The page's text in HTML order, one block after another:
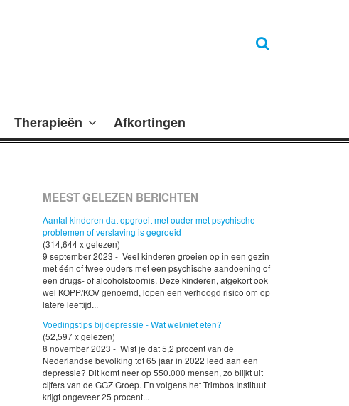
Therapieën Afkortingen
MEEST GELEZEN BERICHTEN
Aantal kinderen dat opgroeit met ouder met psychische
problemen of verslaving is gegroeid
(314,644 x gelezen)
9 september 2023 - Veel kinderen groeien op in een gezin
met één of twee ouders met een psychische aandoening of
een drugs- of alcoholstoornis. Deze kinderen, afgekort ook
wel KOPP/KOV genoemd, lopen een verhoogd risico om op
latere leeftijd...
Voedingstips bij depressie - Wat wel/niet eten?
(52,597 x gelezen)
8 november 2023 - Wist je dat 5,2 procent van de
Nederlandse bevolking tot 65 jaar in 2022 leed aan een
depressie? Dit komt neer op 550.000 mensen, zo blijkt uit
cijfers van de GGZ Groep. En volgens het Trimbos Instituut
krijgt ongeveer 25 procent...